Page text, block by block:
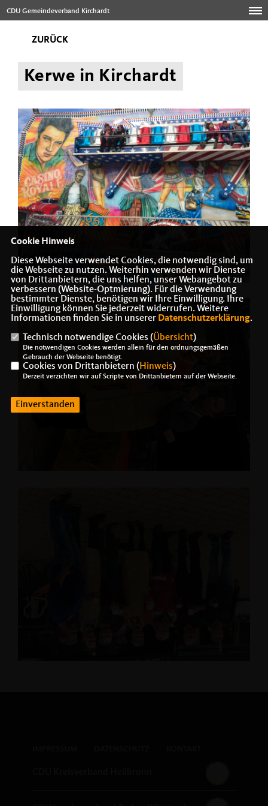
CDU Gemeindeverband Kirchardt
ZURÜCK
Kerwe in Kirchardt
Cookie Hinweis
Diese Webseite verwendet Cookies, die notwendig sind, um
die Webseite zu nutzen. Weiterhin verwenden wir Dienste
von Drittanbietern, die uns helfen, unser Webangebot zu
verbessern (Website-Optmierung). Für die Verwendung
bestimmter Dienste, benötigen wir Ihre Einwilligung. Ihre
Einwilligung können Sie jederzeit widerrufen. Weitere
Informationen finden Sie in unserer Datenschutzerklärung.
Technisch notwendige Cookies (Übersicht)
Die notwendigen Cookies werden allein für den ordnungsgemäßen
Gebrauch der Webseite benötigt.
Cookies von Drittanbietern (Hinweis)
Derzeit verzichten wir auf Scripte von Drittanbietern auf der Webseite.
Einverstanden